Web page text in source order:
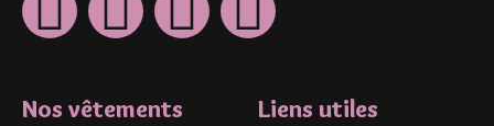
Nos vêtements Liens utiles